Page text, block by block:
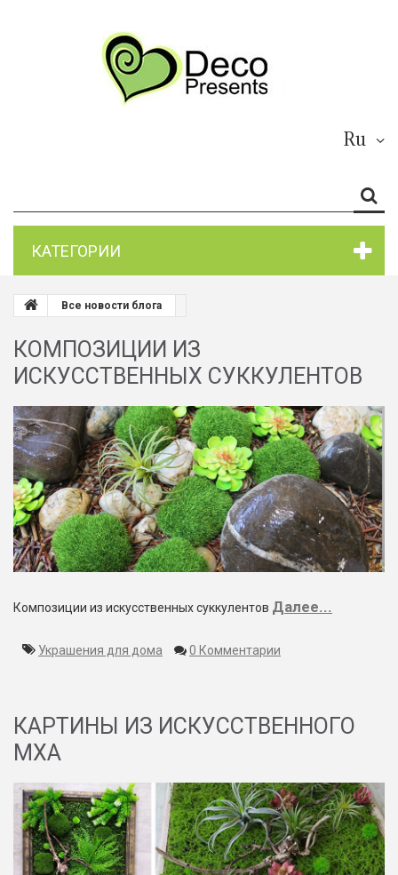
Ru
КАТЕГОРИИ
Все новости блога
КОМПОЗИЦИИ ИЗ
ИСКУССТВЕННЫХ СУККУЛЕНТОВ
Композиции из искусственных суккулентов Далее...
Украшения для дома 0 Комментарии
КАРТИНЫ ИЗ ИСКУССТВЕННОГО
МХА